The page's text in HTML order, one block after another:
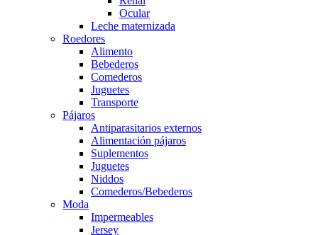
Ocular
Leche maternizada
Roedores
Alimento
Bebederos
Comederos
Juguetes
Transporte
Pájaros
Antiparasitarios externos
Alimentación pájaros
Suplementos
Juguetes
Niddos
Comederos/Bebederos
Moda
Impermeables
Jersey